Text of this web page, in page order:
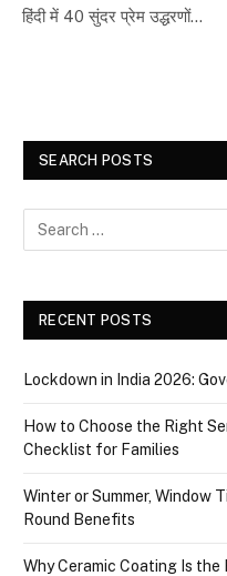
हिंदी में 40 सुंदर प्रेम उद्धरणों…
SEARCH POSTS
RECENT POSTS
Lockdown in India 2026:
How to Choose the Right
Checklist for Families
Winter or Summer, Window
Round Benefits
Why Ceramic Coating Is the